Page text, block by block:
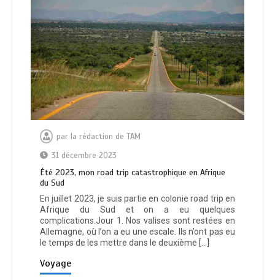
par la rédaction de TAM
31 décembre 2023
Été 2023, mon road trip catastrophique en Afrique
du Sud
En juillet 2023, je suis partie en colonie road trip en
Afrique du Sud et on a eu quelques
complications.Jour 1. Nos valises sont restées en
Allemagne, où l’on a eu une escale. Ils n’ont pas eu
le temps de les mettre dans le deuxième […]
Voyage